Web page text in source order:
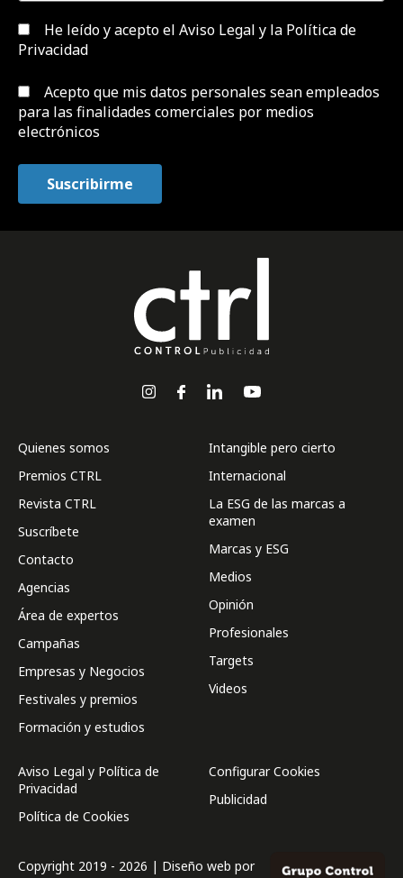
He leído y acepto el Aviso Legal y la Política de
Privacidad
Acepto que mis datos personales sean empleados
para las finalidades comerciales por medios
electrónicos
Quienes somos
Premios CTRL
Revista CTRL
Suscríbete
Contacto
Agencias
Área de expertos
Campañas
Empresas y Negocios
Festivales y premios
Formación y estudios
Intangible pero cierto
Internacional
La ESG de las marcas a
examen
Marcas y ESG
Medios
Opinión
Profesionales
Targets
Videos
Aviso Legal y Política de
Privacidad
Política de Cookies
Configurar Cookies
Publicidad
Copyright 2019 - 2026 | Diseño web por